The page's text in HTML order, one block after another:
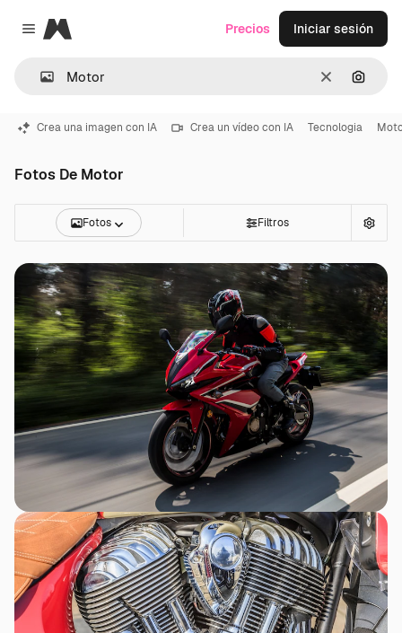
Close menu
Magnific
Borrar
Precios Iniciar sesión
Crea una imagen con IA Crea un vídeo con IA Tecnologia
Fotos De Motor
Fotos Filtros